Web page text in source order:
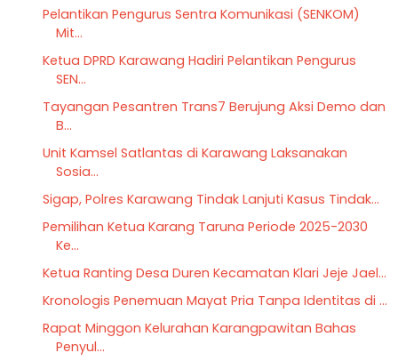
Pelantikan Pengurus Sentra Komunikasi (SENKOM)
Mit...
Ketua DPRD Karawang Hadiri Pelantikan Pengurus
SEN...
Tayangan Pesantren Trans7 Berujung Aksi Demo dan
B...
Unit Kamsel Satlantas di Karawang Laksanakan
Sosia...
Sigap, Polres Karawang Tindak Lanjuti Kasus Tindak...
Pemilihan Ketua Karang Taruna Periode 2025-2030
Ke...
Ketua Ranting Desa Duren Kecamatan Klari Jeje Jael...
Kronologis Penemuan Mayat Pria Tanpa Identitas di ...
Rapat Minggon Kelurahan Karangpawitan Bahas
Penyul...